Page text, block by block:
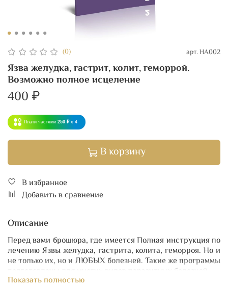
(0) арт.НА002
Язва желудка, гастрит, колит, геморрой.
Возможно полное исцеление
400 ₽
Плати частями 250 ₽ x 4
В корзину
В избранное
Добавить в сравнение
Описание
Перед вами брошюра, где имеется Полная инструкция по
лечению Язвы желудка, гастрита, колита, геморроя. Но и
не только их, но и ЛЮБЫХ болезней. Такие же программы
подготовлены для многих видов паразитных болезней.
Современная Медицина Быстрой Помощи (МБП)
Показать полностью